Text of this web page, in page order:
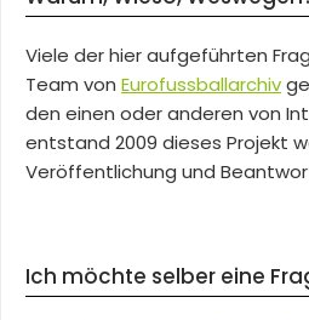
Viele der hier aufgeführten
Team von Eurofussballarchiv
den einen oder anderen von
entstand 2009 dieses Projekt
Veröffentlichung und
Ich möchte selber eine